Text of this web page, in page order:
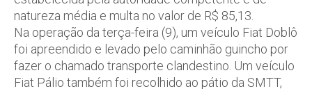
natureza média e multa no valor de R$ 85,13.
Na operação da terça-feira (9), um veículo Fiat Doblô
foi apreendido e levado pelo caminhão guincho por
fazer o chamado transporte clandestino. Um veículo
Fiat Pálio também foi recolhido ao pátio da SMTT,